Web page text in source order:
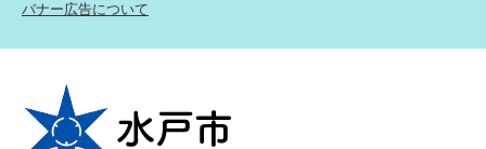
バナー広告について